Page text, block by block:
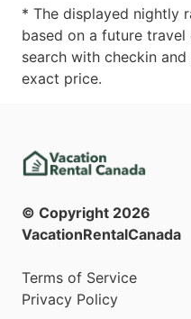
* The displayed nightly
based on a future
search with checkin
exact price.
© Copyright 2026
VacationRentalCanada
Terms of Service
Privacy Policy